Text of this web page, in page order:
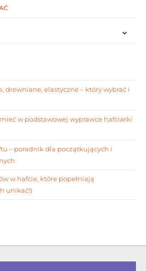
drewniane, elastyczne – który wybrać i
w podstawowej wyprawce hafciarki
– poradnik dla początkujących i
w hafcie, które popełniają
unikać!)